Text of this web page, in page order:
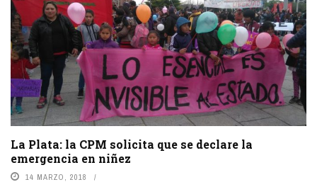
La Plata: la CPM solicita que se declare la
emergencia en niñez
14 MARZO, 2018